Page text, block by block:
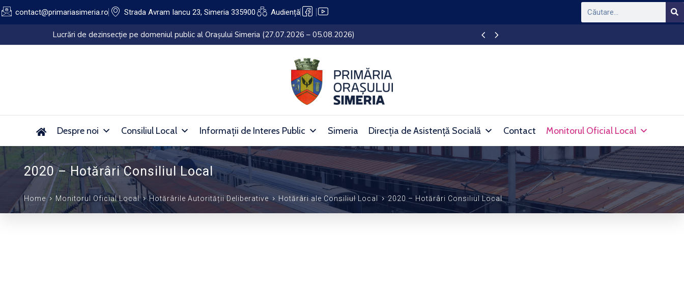
contact@primariasimeria.ro Strada Avram Iancu 23, Simeria 335900 Audiență
Lucrări de dezinsecție pe domeniul public al Orașului Simeria (27.07.2026 – 05.08.2026)
Despre noi Consiliul Local Informații de Interes Public Simeria Direcția de Asistență Socială Contact Monitorul Oficial Local
2020 – Hotărâri Consiliul Local
Home Monitorul Oficial Local Hotărârile Autorității Deliberative Hotărâri ale Consiliul Local 2020 – Hotărâri Consiliul Local